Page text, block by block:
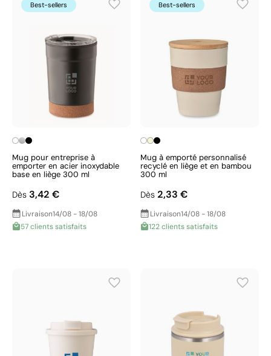
Best-sellers
Mug pour entreprise à
emporter en acier inoxydable
base en liège 300 ml
Dès 3,42 €
Livraison14/08 - 18/08
57 clients satisfaits
Best-sellers
Mug à emporté personnalisé
recyclé en liège et en bambou
300 ml
Dès 2,33 €
Livraison14/08 - 18/08
122 clients satisfaits